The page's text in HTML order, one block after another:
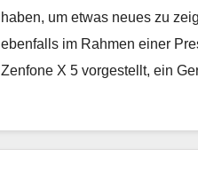
haben, um etwas neues zu
ebenfalls im Rahmen einer
Zenfone X 5 vorgestellt, ein